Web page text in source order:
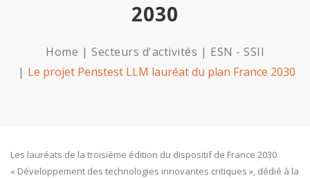
2030
Home Secteurs d'activités
ESN - SSII
Le projet Penstest LLM lauréat du plan France 2030
Les lauréats de la troisième édition du dispositif de France 2030
« Développement des technologies innovantes critiques », dédié à la